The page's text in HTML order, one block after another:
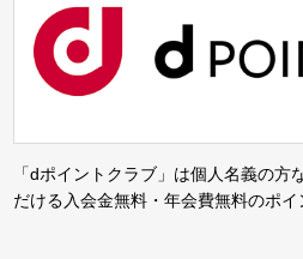
「dポイントクラブ」は個人名義の方
だける入会金無料・年会費無料のポイ